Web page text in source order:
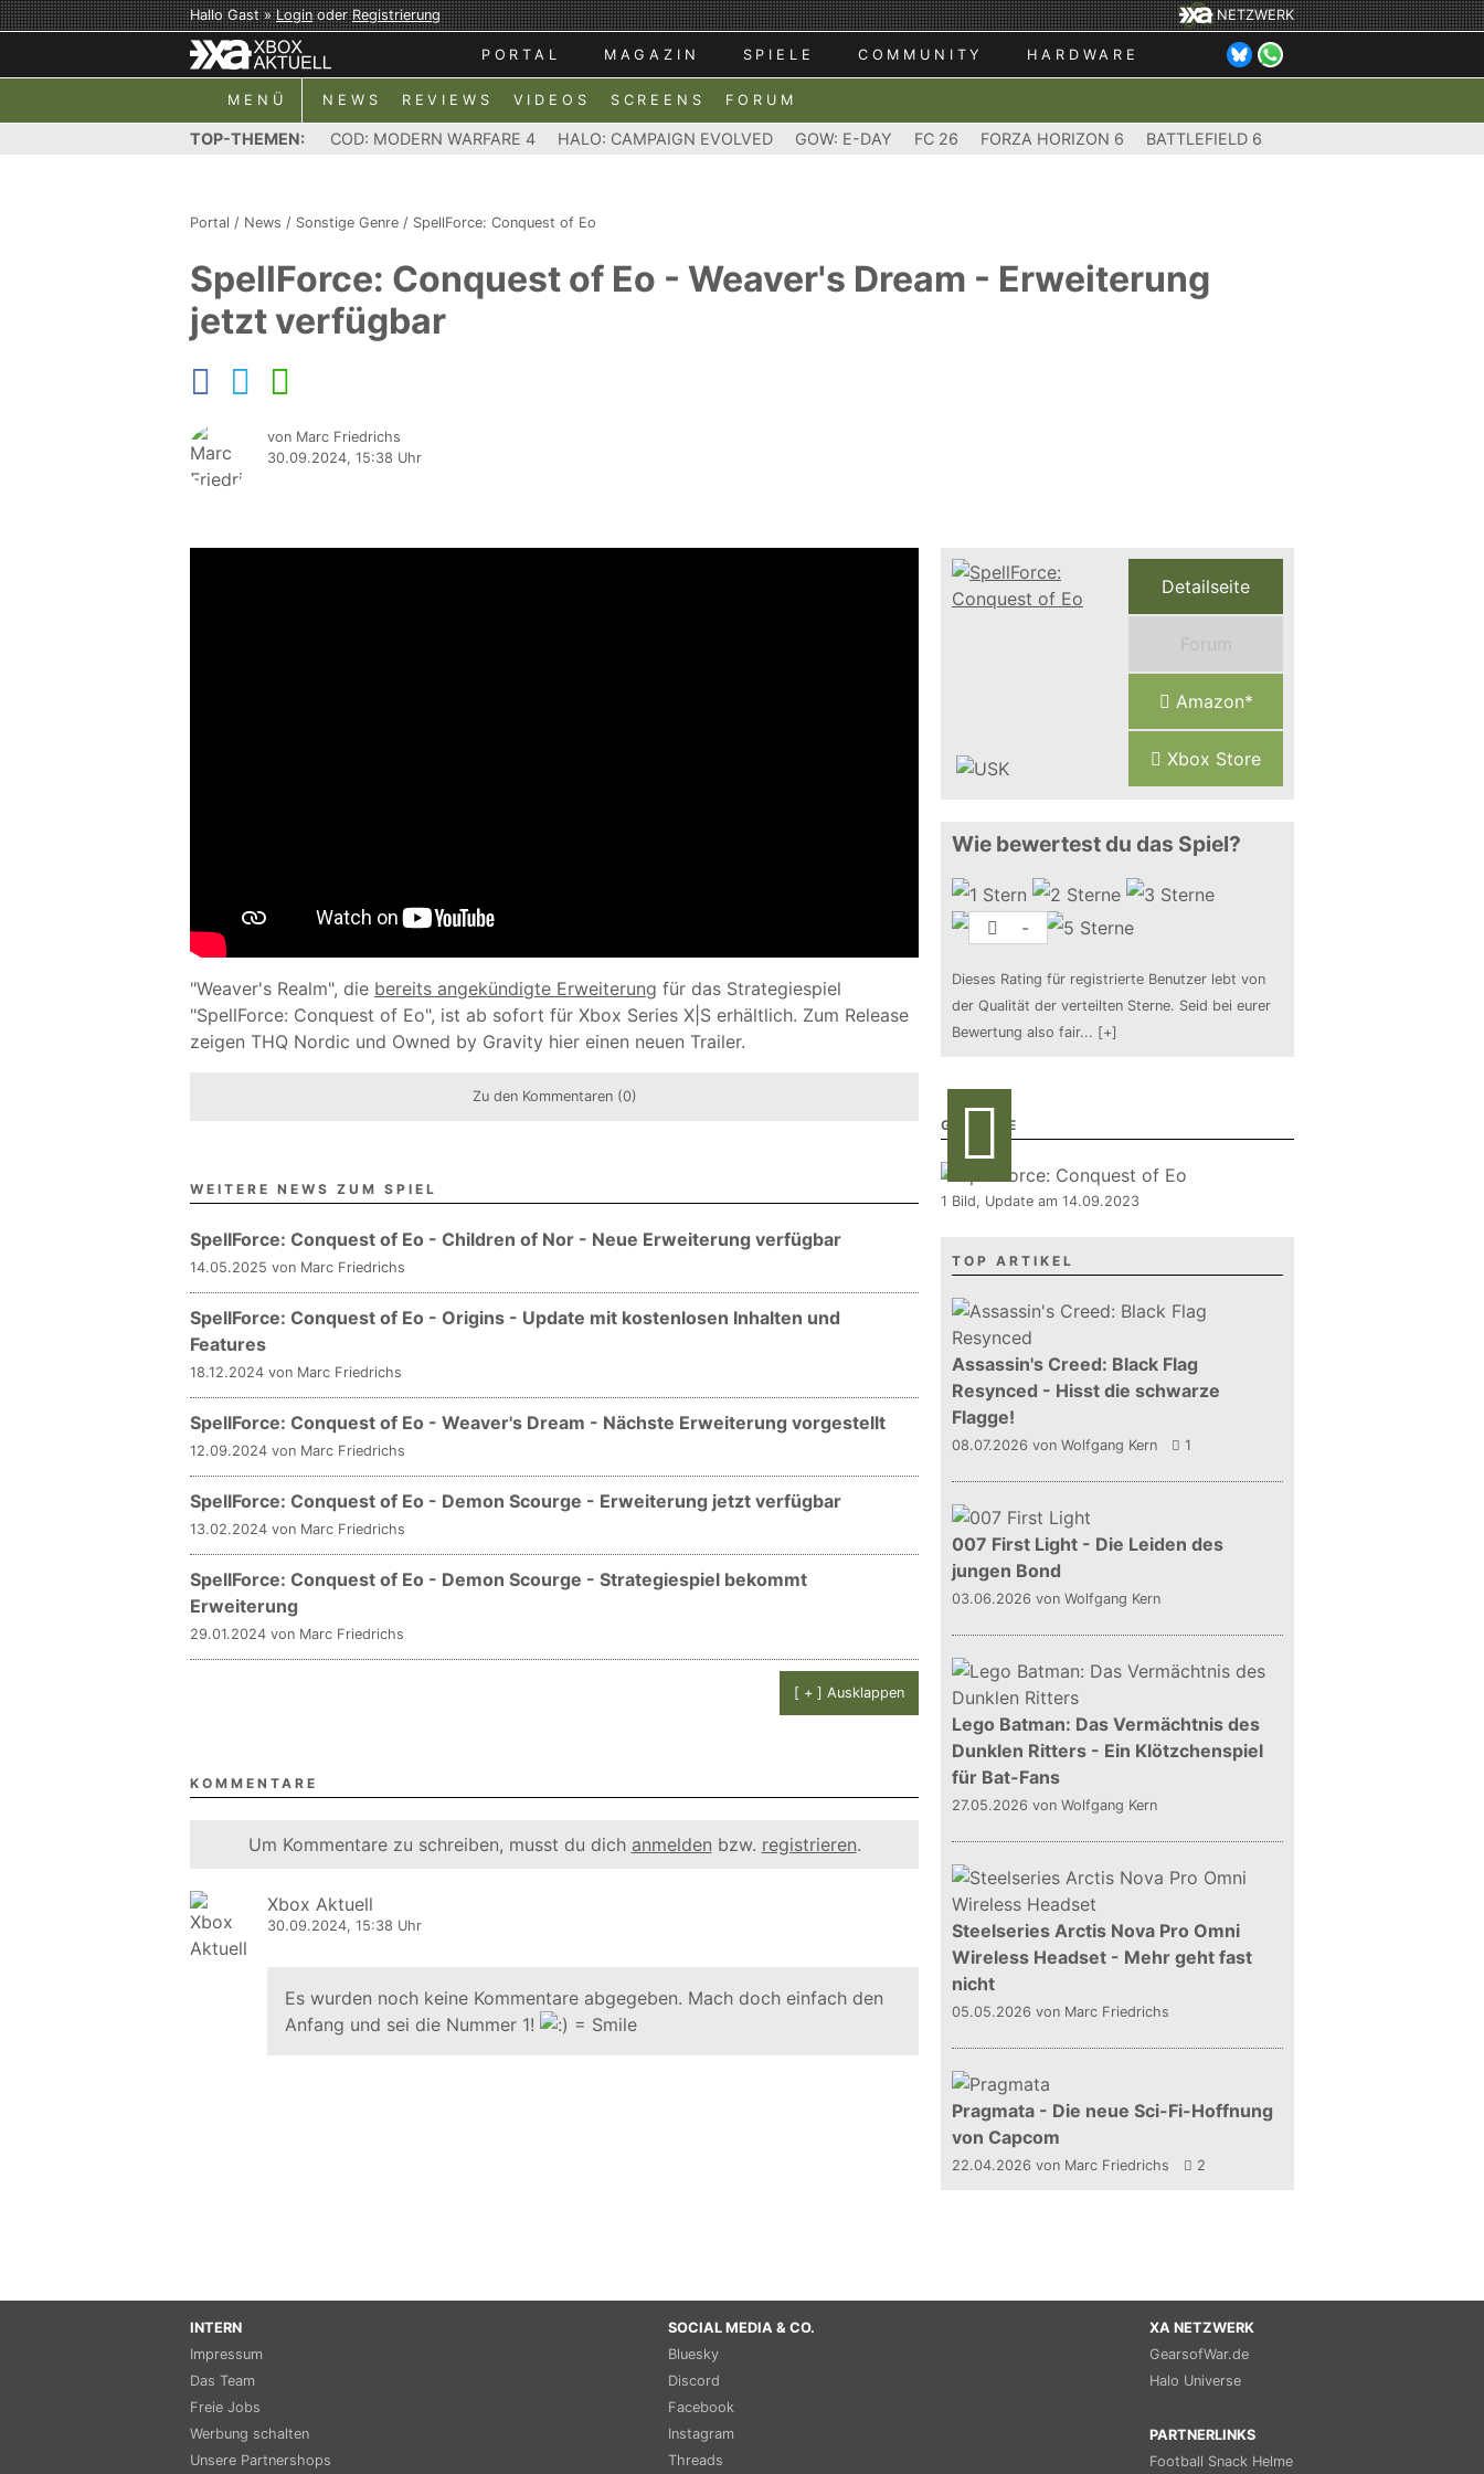
Hallo Gast »LoginoderRegistrierung NETZWERK
PORTAL MAGAZIN SPIELE COMMUNITY HARDWARE
MENÜ NEWS REVIEWS VIDEOS SCREENS FORUM
TOP-THEMEN: COD: MODERN WARFARE 4 HALO: CAMPAIGN EVOLVED GOW: E-DAY FC 26 FORZA HORIZON 6 BATTLEFIELD 6
Portal / News / Sonstige Genre / SpellForce: Conquest of Eo
SpellForce: Conquest of Eo - Weaver's Dream - Erweiterung
jetzt verfügbar
von Marc Friedrichs
30.09.2024, 15:38 Uhr
"Weaver's Realm", die bereits angekündigte Erweiterung für das Strategiespiel
"SpellForce: Conquest of Eo", ist ab sofort für Xbox Series X|S erhältlich. Zum Release
zeigen THQ Nordic und Owned by Gravity hier einen neuen Trailer.
Zu den Kommentaren (0)
WEITERE NEWS ZUM SPIEL
SpellForce: Conquest of Eo - Children of Nor - Neue Erweiterung verfügbar
14.05.2025 von Marc Friedrichs
SpellForce: Conquest of Eo - Origins - Update mit kostenlosen Inhalten und
Features
18.12.2024 von Marc Friedrichs
SpellForce: Conquest of Eo - Weaver's Dream - Nächste Erweiterung vorgestellt
12.09.2024 von Marc Friedrichs
SpellForce: Conquest of Eo - Demon Scourge - Erweiterung jetzt verfügbar
13.02.2024 von Marc Friedrichs
SpellForce: Conquest of Eo - Demon Scourge - Strategiespiel bekommt
Erweiterung
29.01.2024 von Marc Friedrichs
[ + ] Ausklappen
KOMMENTARE
Um Kommentare zu schreiben, musst du dich anmelden bzw. registrieren.
Xbox Aktuell
30.09.2024, 15:38 Uhr
Es wurden noch keine Kommentare abgegeben. Mach doch einfach den
Anfang und sei die Nummer 1!
Detailseite
Forum
Amazon*
Xbox Store
Wie bewertest du das Spiel?
-
Dieses Rating für registrierte Benutzer lebt von
der Qualität der verteilten Sterne. Seid bei eurer
Bewertung also fair... [+]
GALERIE
1 Bild, Update am 14.09.2023
TOP ARTIKEL
Assassin's Creed: Black Flag
Resynced - Hisst die schwarze
Flagge!
08.07.2026 von Wolfgang Kern 1
007 First Light - Die Leiden des
jungen Bond
03.06.2026 von Wolfgang Kern
Lego Batman: Das Vermächtnis des
Dunklen Ritters - Ein Klötzchenspiel
für Bat-Fans
27.05.2026 von Wolfgang Kern
Steelseries Arctis Nova Pro Omni
Wireless Headset - Mehr geht fast
nicht
05.05.2026 von Marc Friedrichs
Pragmata - Die neue Sci-Fi-Hoffnung
von Capcom
22.04.2026 von Marc Friedrichs 2
INTERN
Impressum
Das Team
Freie Jobs
Werbung schalten
Unsere Partnershops
SOCIAL MEDIA & CO.
Bluesky
Discord
Facebook
Instagram
Threads
XA NETZWERK
GearsofWar.de
Halo Universe
PARTNERLINKS
Football Snack Helme